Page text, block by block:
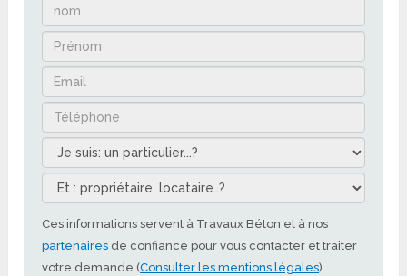
Ces informations servent à Travaux Béton et à nos
partenaires de confiance pour vous contacter et traiter
votre demande (Consulter les mentions légales)